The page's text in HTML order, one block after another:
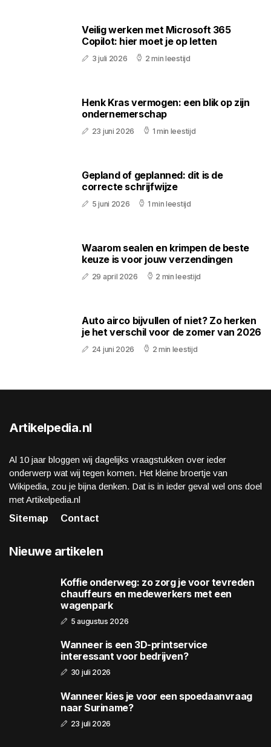
Veilig werken met Microsoft 365
Copilot: hier moet je op letten
3 juli 2026 2 min leestijd
Henk Kras vermogen: een blik op zijn
ondernemerschap
23 juni 2026 1 min leestijd
Gepland of geplanned: dit is de
correcte schrijfwijze
5 juni 2026 1 min leestijd
Waarom sealen en krimpen de beste
keuze is voor jouw verzendingen
29 april 2026 2 min leestijd
Auto airco bijvullen of niet? Zo herken
je het verschil voor de zomer van 2026
24 juni 2026 2 min leestijd
Artikelpedia.nl
Al 10 jaar bloggen wij dagelijks vraagstukken over ieder
onderwerp wat wij tegen komen. Het kleine broertje van
Wikipedia, zou je bijna denken. Dat is in ieder geval wel ons doel
met Artikelpedia.nl
Sitemap
Contact
Nieuwe artikelen
Koffie onderweg: zo zorg je voor tevreden
chauffeurs en medewerkers met een
wagenpark
5 augustus 2026
Wanneer is een 3D-printservice
interessant voor bedrijven?
30 juli 2026
Wanneer kies je voor een spoedaanvraag
naar Suriname?
23 juli 2026